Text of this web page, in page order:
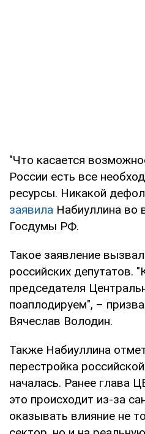
"Что касается
России есть все
ресурсы. Никакой
заявила Набиуллина во
Госдумы РФ.
Такое заявление
российских депутатов.
председателя
поаплодируем", –
Вячеслав Володин.
Также Набиуллина
перестройка
началась. Ранее глава
это происходит из-за
оказывать влияние не